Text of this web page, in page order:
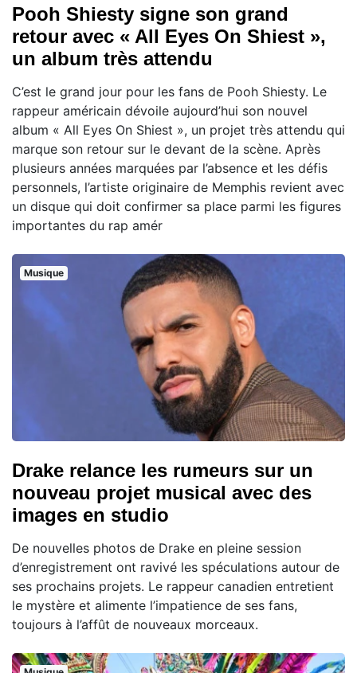
Pooh Shiesty signe son grand
retour avec « All Eyes On Shiest »,
un album très attendu
C’est le grand jour pour les fans de Pooh Shiesty. Le
rappeur américain dévoile aujourd’hui son nouvel
album « All Eyes On Shiest », un projet très attendu qui
marque son retour sur le devant de la scène. Après
plusieurs années marquées par l’absence et les défis
personnels, l’artiste originaire de Memphis revient avec
un disque qui doit confirmer sa place parmi les figures
importantes du rap amér
Musique
Drake relance les rumeurs sur un
nouveau projet musical avec des
images en studio
De nouvelles photos de Drake en pleine session
d’enregistrement ont ravivé les spéculations autour de
ses prochains projets. Le rappeur canadien entretient
le mystère et alimente l’impatience de ses fans,
toujours à l’affût de nouveaux morceaux.